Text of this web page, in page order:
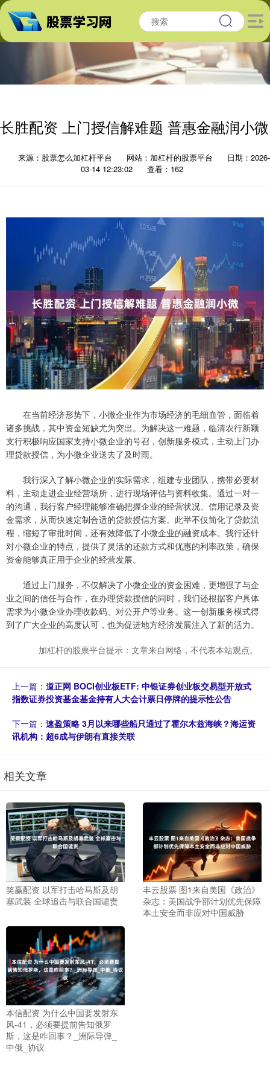
长胜配资 上门授信解难题 普惠金融润小微
来源：股票怎么加杠杆平台 网站：加杠杆的股票平台
日期：2026-
03-14 12:23:02
查看：162
在当前经济形势下，小微企业作为市场经济的毛细血管，面临着
诸多挑战，其中资金短缺尤为突出。为解决这一难题，临清农行新颖
支行积极响应国家支持小微企业的号召，创新服务模式，主动上门办
理贷款授信，为小微企业送去了及时雨。
我行深入了解小微企业的实际需求，组建专业团队，携带必要材
料，主动走进企业经营场所，进行现场评估与资料收集。通过一对一
的沟通，我行客户经理能够准确把握企业的经营状况、信用记录及资
金需求，从而快速定制合适的贷款授信方案。此举不仅简化了贷款流
程，缩短了审批时间，还有效降低了小微企业的融资成本。我行还针
对小微企业的特点，提供了灵活的还款方式和优惠的利率政策，确保
资金能够真正用于企业的经营发展。
通过上门服务，不仅解决了小微企业的资金困难，更增强了与企
业之间的信任与合作，在办理贷款授信的同时，我们还根据客户具体
需求为小微企业办理收款码、对公开户等业务。这一创新服务模式得
到了广大企业的高度认可，也为促进地方经济发展注入了新的活力。
加杠杆的股票平台提示：文章来自网络，不代表本站观点。
上一篇： 道正网 BOCI创业板ETF: 中银证券创业板交易型开放式
指数证券投资基金基金持有人大会计票日停牌的提示性公告
下一篇： 速盈策略 3月以来哪些船只通过了霍尔木兹海峡？海运资
讯机构：超6成与伊朗有直接关联
相关文章
笑赢配资 以军打击哈马斯及胡
塞武装 全球追击与联合国谴责
丰云股票 图1来自美国《政治》
杂志：美国战争部计划优先保障
本土安全而非应对中国威胁
本信配资 为什么中国要发射东
风-41，必须要提前告知俄罗
斯，这是咋回事？_洲际导弹_
中俄_协议